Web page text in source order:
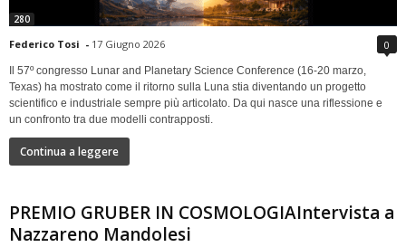
280
Federico Tosi - 17 Giugno 2026 0
Il 57º congresso Lunar and Planetary Science Conference (16-20 marzo,
Texas) ha mostrato come il ritorno sulla Luna stia diventando un progetto
scientifico e industriale sempre più articolato. Da qui nasce una riflessione e
un confronto tra due modelli contrapposti.
Continua a leggere
PREMIO GRUBER IN COSMOLOGIAIntervista a
Nazzareno Mandolesi